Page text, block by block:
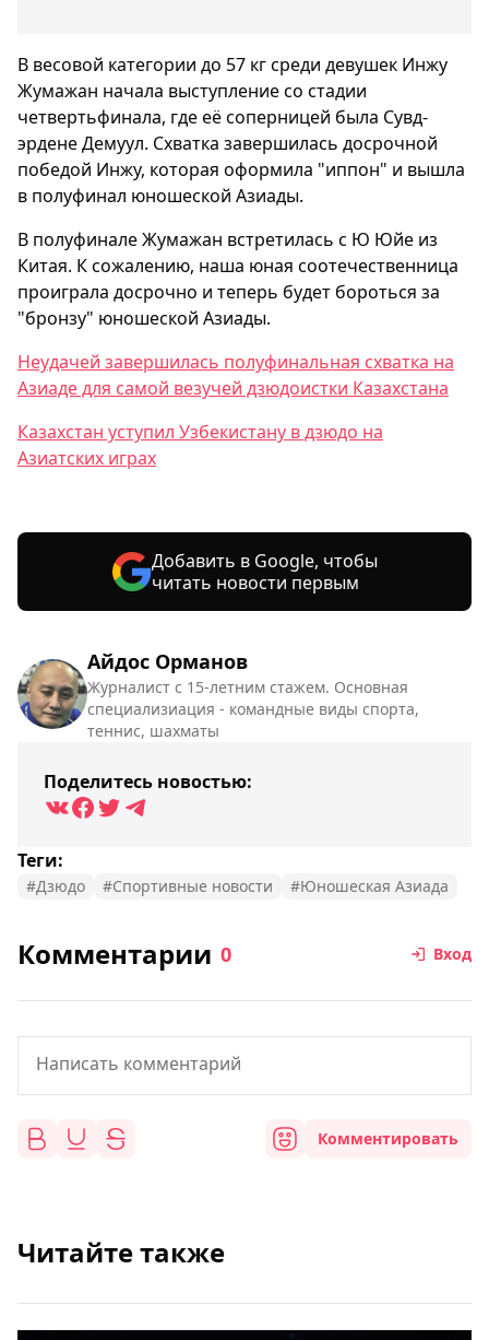
Айдос Орманов
Журналист с 15-летним стажем. Основная
специализиация - командные виды спорта,
теннис, шахматы
Поделитесь новостью:
Теги:
#Дзюдо #Спортивные новости #Юношеская Азиада
В весовой категории до 57 кг среди девушек Инжу
Жумажан начала выступление со стадии
четвертьфинала, где её соперницей была Сувд-
эрдене Демуул. Схватка завершилась досрочной
победой Инжу, которая оформила "иппон" и вышла
в полуфинал юношеской Азиады.
В полуфинале Жумажан встретилась с Ю Юйе из
Китая. К сожалению, наша юная соотечественница
проиграла досрочно и теперь будет бороться за
"бронзу" юношеской Азиады.
Неудачей завершилась полуфинальная схватка на
Азиаде для самой везучей дзюдоистки Казахстана
Казахстан уступил Узбекистану в дзюдо на
Азиатских играх
Добавить в Google, чтобы
читать новости первым
Комментарии 0 Вход
Комментировать
Читайте также